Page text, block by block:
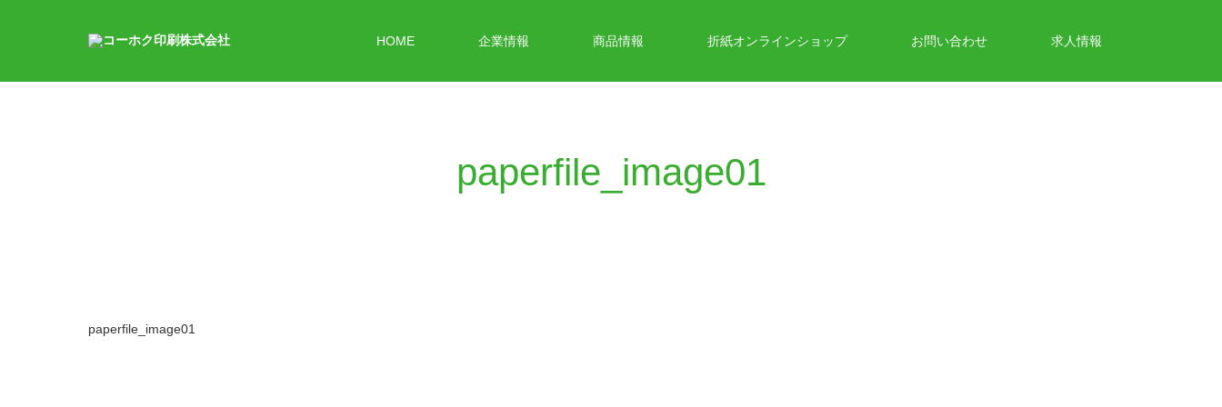
HOME 企業情報 商品情報 折紙オンラインショップ お問い合わせ 求人情報
paperfile_image01
paperfile_image01